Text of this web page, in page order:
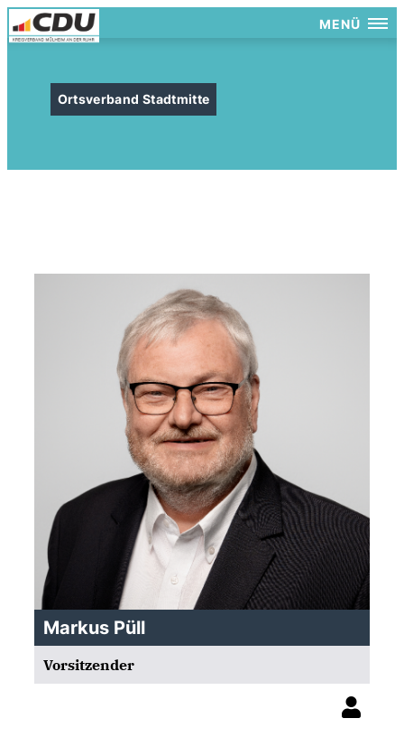
MENÜ
Ortsverband Stadtmitte
Markus Püll
Vorsitzender